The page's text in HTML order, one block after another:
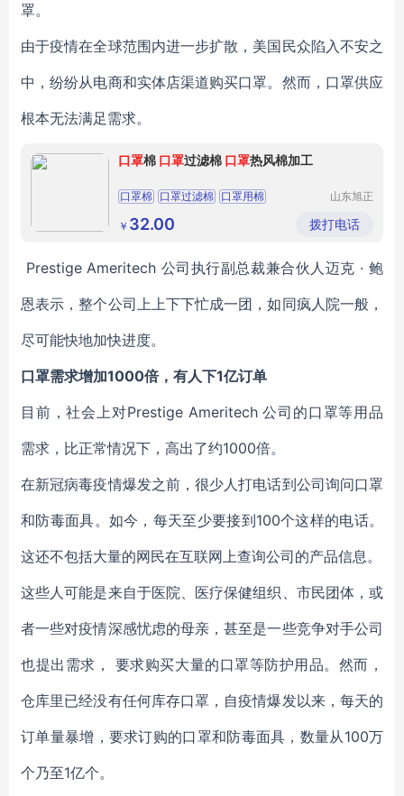
罩。
由于疫情在全球范围内进一步扩散，美国民众陷入不安之
中，纷纷从电商和实体店渠道购买口罩。然而，口罩供应
根本无法满足需求。
口罩棉 口罩过滤棉 口罩热风棉加工
口罩棉 口罩过滤棉 口罩用棉
山东旭正
公司
￥ 32.00 拨打电话
Prestige Ameritech 公司执行副总裁兼合伙人迈克 · 鲍
恩表示，整个公司上上下下忙成一团，如同疯人院一般，
尽可能快地加快进度。
口罩需求增加1000倍，有人下1亿订单
目前，社会上对Prestige Ameritech 公司的口罩等用品
需求，比正常情况下，高出了约1000倍。
在新冠病毒疫情爆发之前，很少人打电话到公司询问口罩
和防毒面具。如今，每天至少要接到100个这样的电话。
这还不包括大量的网民在互联网上查询公司的产品信息。
这些人可能是来自于医院、医疗保健组织、市民团体，或
者一些对疫情深感忧虑的母亲，甚至是一些竞争对手公司
也提出需求， 要求购买大量的口罩等防护用品。然而，
仓库里已经没有任何库存口罩，自疫情爆发以来，每天的
订单量暴增，要求订购的口罩和防毒面具，数量从100万
个乃至1亿个。